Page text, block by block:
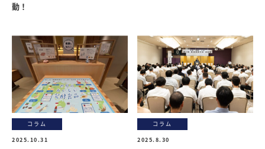
動！
コラム
2025.10.31
コラム
2025.8.30